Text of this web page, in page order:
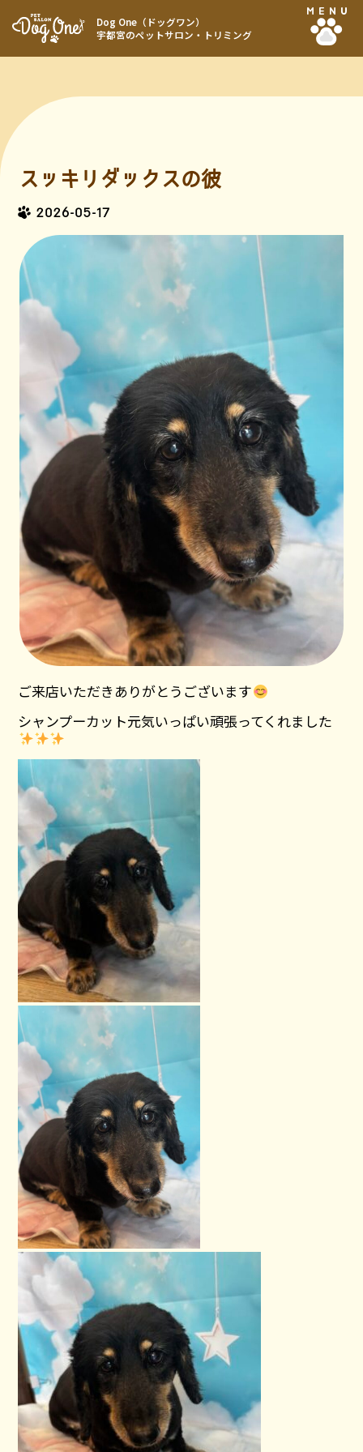
Dog One（ドッグワン）
宇都宮のペットサロン・トリミング
MENU
スッキリダックスの彼
2026-05-17
ご来店いただきありがとうございます
シャンプーカット元気いっぱい頑張ってくれました